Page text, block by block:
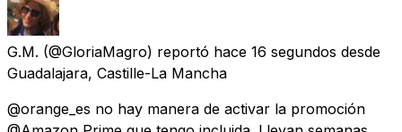
G.M. (@GloriaMagro) reportó hace 16 segundos desde
Guadalajara, Castille-La Mancha
@orange_es no hay manera de activar la promoción